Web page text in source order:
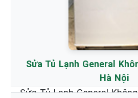
Sửa Tủ Lạnh General
Hà Nội
Sửa Tủ Lạnh General